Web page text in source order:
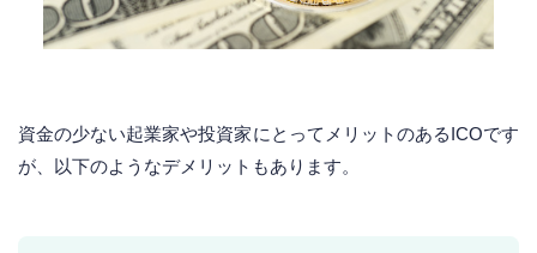
資金の少ない起業家や投資家にとってメリットのあるICOです
が、以下のようなデメリットもあります。